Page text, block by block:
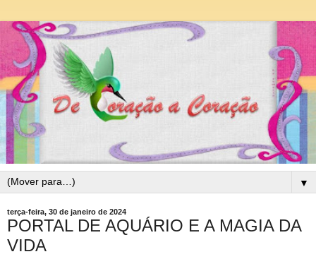
▼
terça-feira, 30 de janeiro de 2024
PORTAL DE AQUÁRIO E A MAGIA DA
VIDA